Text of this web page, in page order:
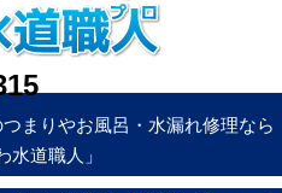
まりやお風呂・水漏れ修理なら
水道職人」